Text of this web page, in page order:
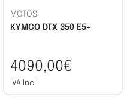
MOTOS
KYMCO DTX 350 E5+
4090,00€
IVA Incl.